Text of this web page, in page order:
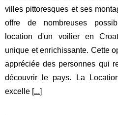
villes pittoresques et ses
offre de nombreuses
location d'un voilier en
unique et enrichissante. Cette
appréciée des personnes qui
découvrir le pays. La
excelle [...]